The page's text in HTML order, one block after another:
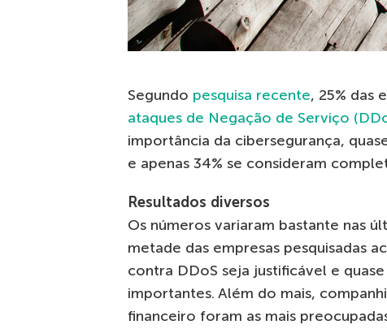
Segundo pesquisa recente, 25% das
ataques de Negação de Serviço
importância da cibersegurança,
e apenas 34% se consideram
Resultados diversos
Os números variaram bastante nas
metade das empresas pesquisadas
contra DDoS seja justificável e
importantes. Além do mais,
financeiro foram as mais